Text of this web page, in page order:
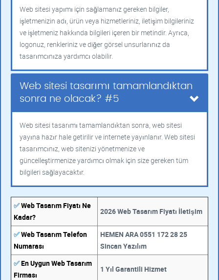
Web sitesi yapımı için sağlamanız gereken bilgiler,
işletmenizin adı, ürün veya hizmetleriniz, iletişim bilgileriniz
ve işletmeniz hakkında bilgileri içeren bir metindir. Ayrıca,
logonuz, renkleriniz ve diğer görsel unsurlarınız da
tasarımcınıza yardımcı olabilir.
Web sitesi tasarımı tamamlandıktan
sonra ne olacak? #5
Web sitesi tasarımı tamamlandıktan sonra, web sitesi
yayına hazır hale getirilir ve internete yayınlanır. Web sitesi
tasarımcınız, web sitenizi yönetmenize ve
güncelleştirmenize yardımcı olmak için size gereken tüm
bilgileri sağlayacaktır.
✅Web Tasarım Fiyatı Ne
Kadar?
2026 Web Tasarım Fiyatı İletişim
✅Web Tasarım Telefon
Numarası
HEMEN ARA 0551 172 28 25
Sincan Yazılım
✅En Uygun Web Tasarım
Firması
1 Yıl Garantili Hizmet